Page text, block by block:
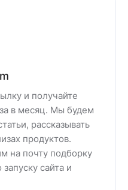
и получайте
в месяц. Мы будем
рассказывать
продуктов.
на почту подборку
сайта и